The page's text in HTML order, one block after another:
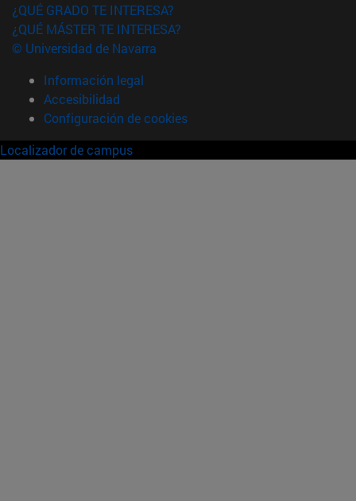
¿QUÉ GRADO TE INTERESA?
¿QUÉ MÁSTER TE INTERESA?
© Universidad de Navarra
Información legal
Accesibilidad
Configuración de cookies
Localizador de campus